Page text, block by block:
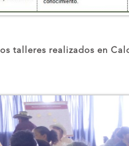
talleres realizados en